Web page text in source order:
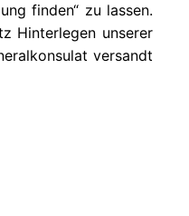
finden“ zu lassen.
Hinterlegen unserer
versandt